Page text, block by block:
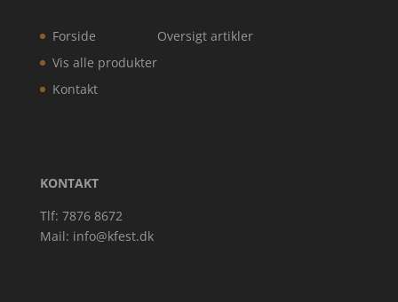
Forside
Vis alle produkter
Kontakt
Oversigt artikler
KONTAKT
Tlf: 7876 8672
Mail: info@kfest.dk